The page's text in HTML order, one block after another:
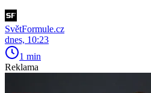
SvětFormule.cz
dnes, 10:23
1 min
Reklama